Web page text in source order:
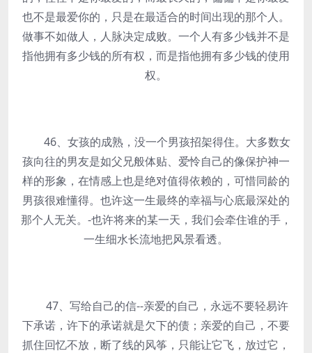
也不是最爱你的，只是在最适合的时间出现的那个人。
做事不如做人，人脉决定成败。一个人有多少钱并不是
指他拥有多少钱的所有权，而是指他拥有多少钱的使用
权。
46、女孩的成熟，没一个男孩招架得住。大多数女
孩向往的男友是如父兄般体贴、爱怜自己的像保护神一
样的形象，在情感上也是绝对值得依赖的，可惜同龄的
男孩很难懂得。也许这一生最终的幸福与心底最深处的
那个人无关。-也许将来的某一天，我们会牵住谁的手，
一生细水长流地把风景看透。
47、写给自己的信--亲爱的自己，永远不要轻易许
下承诺，许下的承诺就是欠下的债；亲爱的自己，不要
抓住回忆不放，断了线的风筝，只能让它飞，放过它，